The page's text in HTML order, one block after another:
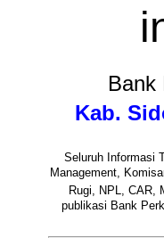
Bank
Kab.
Seluruh Informasi
Management,
Rugi, NPL, CAR,
publikasi Bank